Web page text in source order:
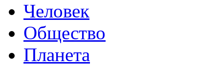
Человек
Общество
Планета